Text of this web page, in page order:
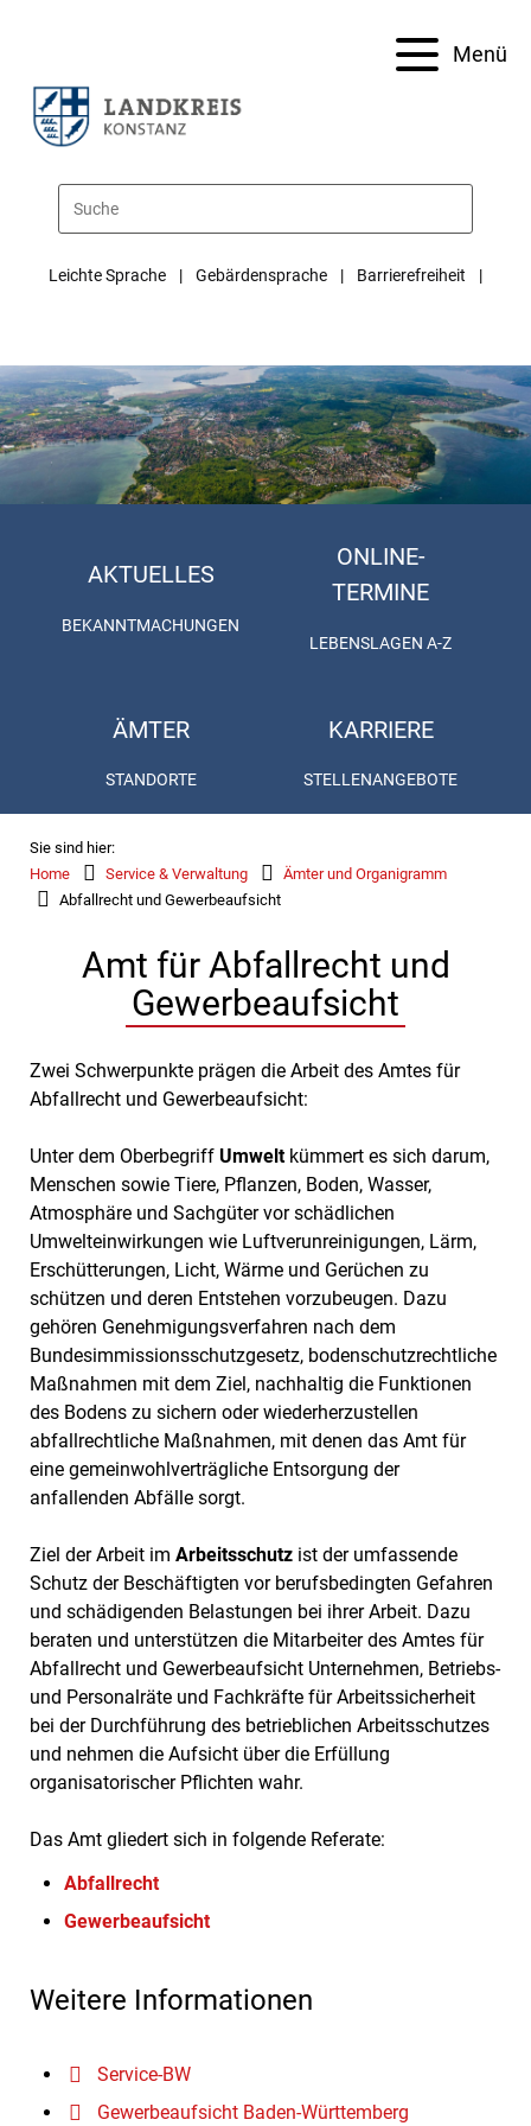
Menü
Leichte Sprache Gebärdensprache Barrierefreiheit
AKTUELLES
BEKANNTMACHUNGEN
ONLINE-
TERMINE
LEBENSLAGEN A-Z
ÄMTER
STANDORTE
KARRIERE
STELLENANGEBOTE
Sie sind hier:
Home
Service & Verwaltung
Ämter und Organigramm
Abfallrecht und Gewerbeaufsicht
Amt für Abfallrecht und
Gewerbeaufsicht
Zwei Schwerpunkte prägen die Arbeit des Amtes für
Abfallrecht und Gewerbeaufsicht:
Unter dem Oberbegriff Umweltkümmert es sich darum,
Menschen sowie Tiere, Pflanzen, Boden, Wasser,
Atmosphäre und Sachgüter vor schädlichen
Umwelteinwirkungen wie Luftverunreinigungen, Lärm,
Erschütterungen, Licht, Wärme und Gerüchen zu
schützen und deren Entstehen vorzubeugen. Dazu
gehören Genehmigungsverfahren nach dem
Bundesimmissionsschutzgesetz, bodenschutzrechtliche
Maßnahmen mit dem Ziel, nachhaltig die Funktionen
des Bodens zu sichern oder wiederherzustellen
abfallrechtliche Maßnahmen, mit denen das Amt für
eine gemeinwohlverträgliche Entsorgung der
anfallenden Abfälle sorgt.
Ziel der Arbeit im Arbeitsschutz ist der umfassende
Schutz der Beschäftigten vor berufsbedingten Gefahren
und schädigenden Belastungen bei ihrer Arbeit. Dazu
beraten und unterstützen die Mitarbeiter des Amtes für
Abfallrecht und Gewerbeaufsicht Unternehmen, Betriebs-
und Personalräte und Fachkräfte für Arbeitssicherheit
bei der Durchführung des betrieblichen Arbeitsschutzes
und nehmen die Aufsicht über die Erfüllung
organisatorischer Pflichten wahr.
Das Amt gliedert sich in folgende Referate:
Abfallrecht
Gewerbeaufsicht
Weitere Informationen
Service-BW
Gewerbeaufsicht Baden-Württemberg